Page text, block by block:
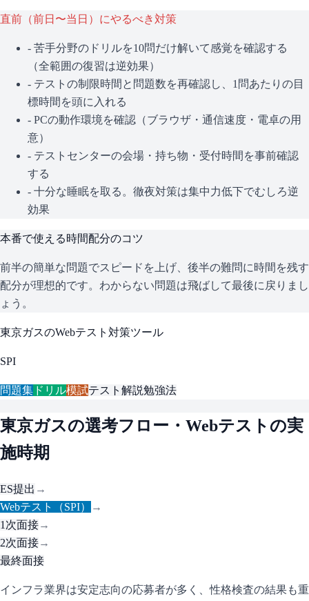
直前（前日〜当日）にやるべき対策
- 苦手分野のドリルを10問だけ解いて感覚を確認する
（全範囲の復習は逆効果）
- テストの制限時間と問題数を再確認し、1問あたりの目
標時間を頭に入れる
- PCの動作環境を確認（ブラウザ・通信速度・電卓の用
意）
- テストセンターの会場・持ち物・受付時間を事前確認
する
- 十分な睡眠を取る。徹夜対策は集中力低下でむしろ逆
効果
本番で使える時間配分のコツ
前半の簡単な問題でスピードを上げ、後半の難問に時間を残す
配分が理想的です。わからない問題は飛ばして最後に戻りまし
ょう。
東京ガスのWebテスト対策ツール
SPI
問題集 ドリル模試テスト解説勉強法
東京ガスの選考フロー・Webテストの実
施時期
ES提出 →
Webテスト（SPI）
→
1次面接→
2次面接→
最終面接
インフラ業界は安定志向の応募者が多く、性格検査の結果も重